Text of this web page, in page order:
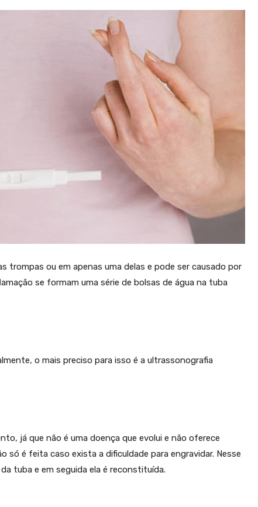
trompas ou em apenas uma delas e pode ser causado por
se formam uma série de bolsas de água na tuba
o mais preciso para isso é a ultrassonografia
já que não é uma doença que evolui e não oferece
só é feita caso exista a dificuldade para engravidar. Nesse
tuba e em seguida ela é reconstituída.